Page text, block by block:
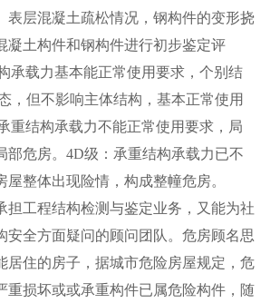
表层混凝土疏松情况，钢构件的变形挠
凝土构件和钢构件进行初步鉴定评
载力基本能正常使用要求，个别结
，但不影响主体结构，基本正常使用
重结构承载力不能正常使用要求，局
部危房。4D级：承重结构承载力已不
整体出现险情，构成整幢危房。
工程结构检测与鉴定业务，又能为社
安全方面疑问的顾问团队。危房顾名思
居住的房子，据城市危险房屋规定，危
重损坏或或承重构件已属危险构件，随